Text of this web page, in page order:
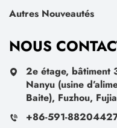
Autres Nouveautés
NOUS
2e étage, bâtiment
Nanyu (usine
Baite), Fuzhou,
+86-591-